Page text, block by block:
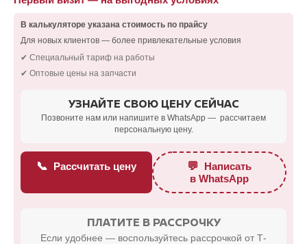
В калькуляторе указана стоимость по прайсу
Для новых клиентов — более привлекательные условия
✔ Специальный тариф на работы
✔ Оптовые цены на запчасти
УЗНАЙТЕ СВОЮ ЦЕНУ СЕЙЧАС
Позвоните нам или напишите в WhatsApp — рассчитаем
персональную цену.
📞 Рассчитать цену 💬 Написать
в WhatsApp
ПЛАТИТЕ В РАССРОЧКУ
Если удобнее — воспользуйтесь рассрочкой от Т-